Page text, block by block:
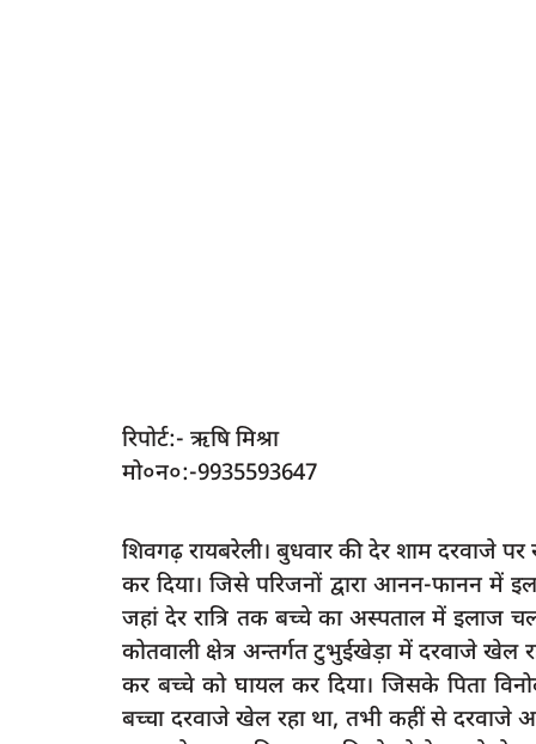
रिपोर्ट:- ऋषि मिश्रा
मो०न०:-9935593647
शिवगढ़ रायबरेली। बुधवार की देर शाम दरवाजे
कर दिया। जिसे परिजनों द्वारा आनन-फानन में
जहां देर रात्रि तक बच्चे का अस्पताल में इलाज
कोतवाली क्षेत्र अन्तर्गत टुभुईखेड़ा में दरवाजे खेल
कर बच्चे को घायल कर दिया। जिसके पिता
बच्चा दरवाजे खेल रहा था, तभी कहीं से दरवाजे